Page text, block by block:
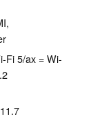
Fi 5/ax = Wi-